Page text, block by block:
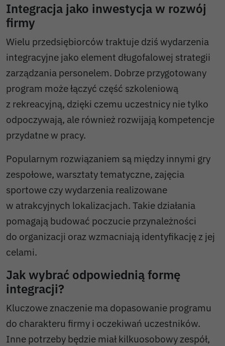
Integracja jako inwestycja w rozwój
firmy
Wielu przedsiębiorców traktuje dziś wydarzenia
integracyjne jako element długofalowej strategii
zarządzania personelem. Dobrze przygotowany
program może łączyć część szkoleniową
z rekreacyjną, dzięki czemu uczestnicy nie tylko
odpoczywają, ale również rozwijają kompetencje
przydatne w pracy.
Popularnym rozwiązaniem są między innymi gry
zespołowe, warsztaty tematyczne, zajęcia
sportowe czy wydarzenia realizowane
w atrakcyjnych lokalizacjach. Takie działania
pomagają budować poczucie przynależności
do organizacji oraz wzmacniają identyfikację z jej
celami.
Jak wybrać odpowiednią formę
integracji?
Kluczowe znaczenie ma dopasowanie programu
do charakteru firmy i oczekiwań uczestników.
Inne potrzeby będzie miał kilkuosobowy zespół,